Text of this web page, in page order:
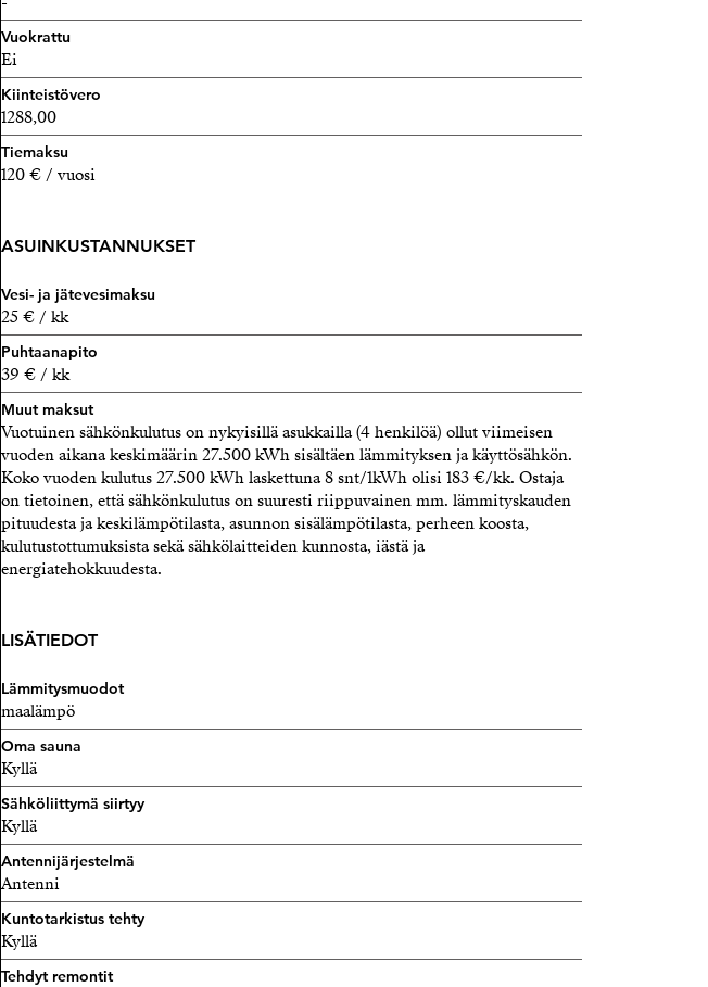
Vuokrattu
Ei
Kiinteistövero
1288,00
Tiemaksu
120 € / vuosi
ASUINKUSTANNUKSET
Vesi- ja jätevesimaksu
25 € / kk
Puhtaanapito
39 € / kk
Muut maksut
Vuotuinen sähkönkulutus on nykyisillä asukkailla (4 henkilöä) ollut viimeisen
vuoden aikana keskimäärin 27.500 kWh sisältäen lämmityksen ja käyttösähkön.
Koko vuoden kulutus 27.500 kWh laskettuna 8 snt/1kWh olisi 183 €/kk. Ostaja
on tietoinen, että sähkönkulutus on suuresti riippuvainen mm. lämmityskauden
pituudesta ja keskilämpötilasta, asunnon sisälämpötilasta, perheen koosta,
kulutustottumuksista sekä sähkölaitteiden kunnosta, iästä ja
energiatehokkuudesta.
LISÄTIEDOT
Lämmitysmuodot
maalämpö
Oma sauna
Kyllä
Sähköliittymä siirtyy
Kyllä
Antennijärjestelmä
Antenni
Kuntotarkistus tehty
Kyllä
Tehdyt remontit